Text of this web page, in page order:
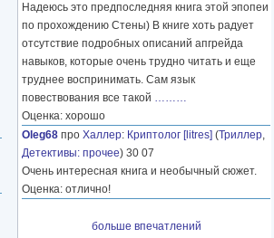
Надеюсь это предпоследняя книга этой эпопеи
по прохождению Стены) В книге хоть радует
отсутствие подробных описаний апгрейда
навыков, которые очень трудно читать и еще
труднее воспринимать. Сам язык
повествования все такой ………
Оценка: хорошо
Oleg68 про Халлер: Криптолог [litres] (Триллер,
Детективы: прочее) 30 07
Очень интересная книга и необычный сюжет.
Оценка: отлично!
больше впечатлений